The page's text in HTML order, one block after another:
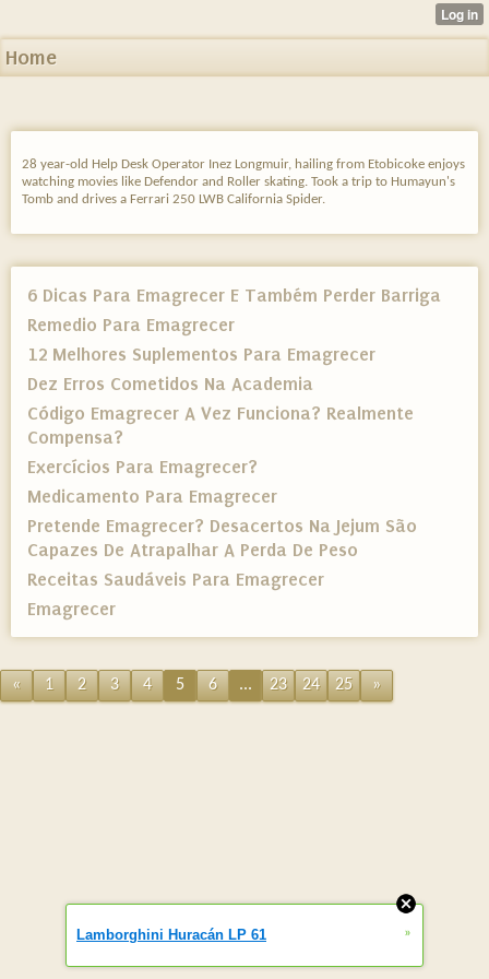
Home
28 year-old Help Desk Operator Inez Longmuir, hailing from Etobicoke enjoys
watching movies like Defendor and Roller skating. Took a trip to Humayun's
Tomb and drives a Ferrari 250 LWB California Spider.
6 Dicas Para Emagrecer E Também Perder Barriga
Remedio Para Emagrecer
12 Melhores Suplementos Para Emagrecer
Dez Erros Cometidos Na Academia
Código Emagrecer A Vez Funciona? Realmente
Compensa?
Exercícios Para Emagrecer?
Medicamento Para Emagrecer
Pretende Emagrecer? Desacertos Na Jejum São
Capazes De Atrapalhar A Perda De Peso
Receitas Saudáveis Para Emagrecer
Emagrecer
« 1 2 3 4 5 6 ... 23 24 25 »
Lamborghini Huracán LP 61 »